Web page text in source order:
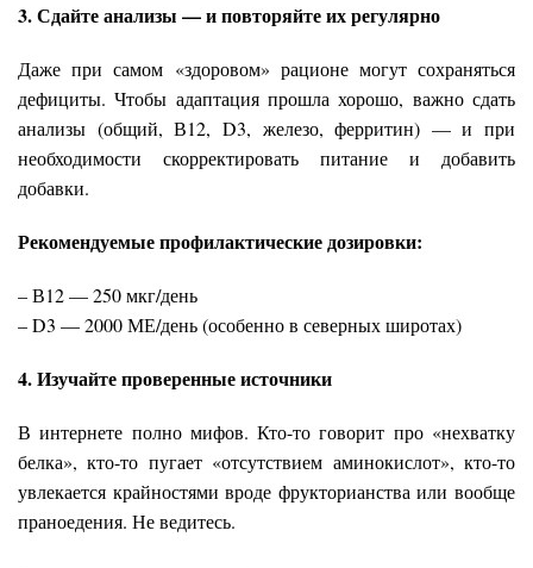
3. Сдайте анализы — и повторяйте их регулярно
Даже при самом «здоровом» рационе могут сохраняться
дефициты. Чтобы адаптация прошла хорошо, важно сдать
анализы (общий, В12, D3, железо, ферритин) — и при
необходимости скорректировать питание и добавить
добавки.
Рекомендуемые профилактические дозировки:
– В12 — 250 мкг/день
– D3 — 2000 МЕ/день (особенно в северных широтах)
4. Изучайте проверенные источники
В интернете полно мифов. Кто-то говорит про «нехватку
белка», кто-то пугает «отсутствием аминокислот», кто-то
увлекается крайностями вроде фрукторианства или вообще
праноедения. Не ведитесь.